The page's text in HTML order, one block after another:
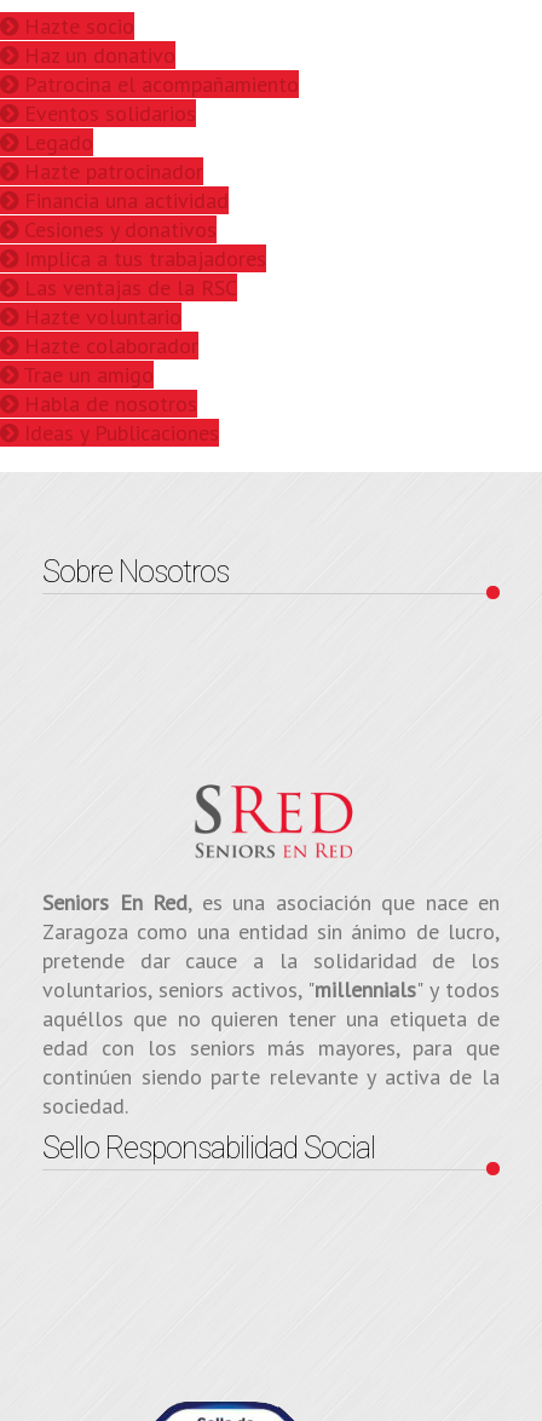
Hazte socio
Haz un donativo
Patrocina el acompañamiento
Eventos solidarios
Legado
Hazte patrocinador
Financia una actividad
Cesiones y donativos
Implica a tus trabajadores
Las ventajas de la RSC
Hazte voluntario
Hazte colaborador
Trae un amigo
Habla de nosotros
Ideas y Publicaciones
Sobre Nosotros
Seniors En Red, es una asociación que nace en
Zaragoza como una entidad sin ánimo de lucro,
pretende dar cauce a la solidaridad de los
voluntarios, seniors activos, "millennials" y todos
aquéllos que no quieren tener una etiqueta de
edad con los seniors más mayores, para que
continúen siendo parte relevante y activa de la
sociedad.
Sello Responsabilidad Social